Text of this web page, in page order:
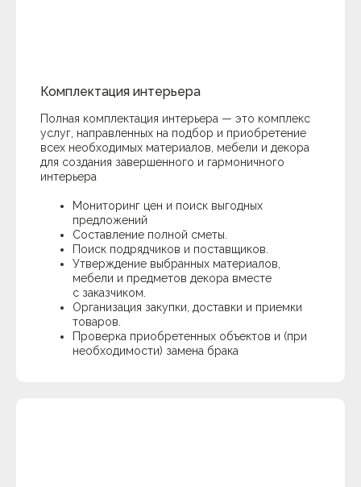
Комплектация интерьера
Полная комплектация интерьера — это комплекс
услуг, направленных на подбор и приобретение
всех необходимых материалов, мебели и декора
для создания завершенного и гармоничного
интерьера
Мониторинг цен и поиск выгодных
предложений
Составление полной сметы.
Поиск подрядчиков и поставщиков.
Утверждение выбранных материалов,
мебели и предметов декора вместе
с заказчиком.
Организация закупки, доставки и приемки
товаров.
Проверка приобретенных объектов и (при
необходимости) замена брака
ЭПАТАЖ 2025
+78003012694
Telegram
ВКонтакте
Обсудить проект
Портфолио
Согласие на обработку данных
Политика конфиденциальности
Стоимость услуг